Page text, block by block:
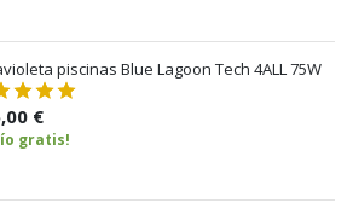
piscinas Blue Lagoon Tech 4ALL 75W
€
gratis!